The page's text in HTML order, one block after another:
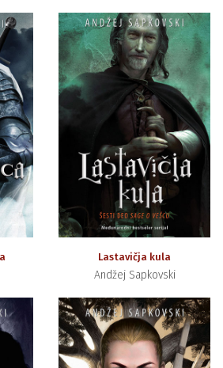
Lastavičja kula
Andžej Sapkovski